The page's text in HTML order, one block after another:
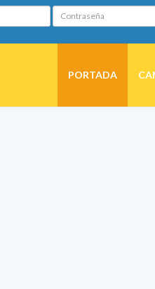
Contraseña
PORTADA